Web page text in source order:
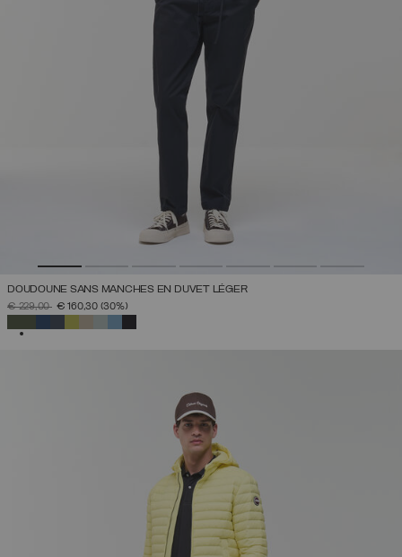
DOUDOUNE SANS MANCHES EN DUVET LÉGER
PRIX RÉDUIT DE
€ 229,00À€ 160,30 (30%)